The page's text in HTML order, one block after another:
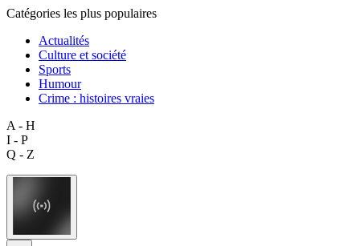
Catégories les plus populaires
Actualités
Culture et société
Sports
Humour
Crime : histoires vraies
A - H
I - P
Q - Z